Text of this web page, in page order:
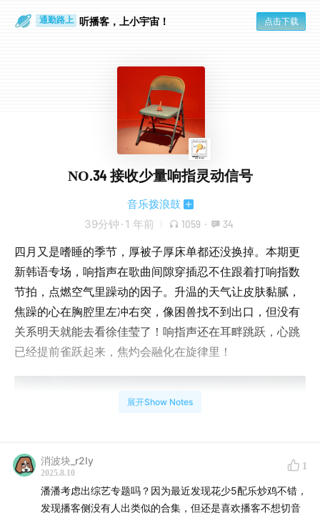
通勤路上 听播客，上小宇宙！ 点击下载
NO.34 接收少量响指灵动信号
音乐拨浪鼓
39分钟 · 1 年前 1059 · 34
四月又是嗜睡的季节，厚被子厚床单都还没换掉。本期更
新韩语专场，响指声在歌曲间隙穿插忍不住跟着打响指数
节拍，点燃空气里躁动的因子。升温的天气让皮肤黏腻，
焦躁的心在胸腔里左冲右突，像困兽找不到出口，但没有
关系明天就能去看徐佳莹了！响指声还在耳畔跳跃，心跳
已经提前雀跃起来，焦灼会融化在旋律里！
展开Show Notes
消波块_r2Iy
2025.8.10
1
潘潘考虑出综艺专题吗？因为最近发现花少5配乐炒鸡不错，
发现播客侧没有人出类似的合集，但还是喜欢播客不想切音